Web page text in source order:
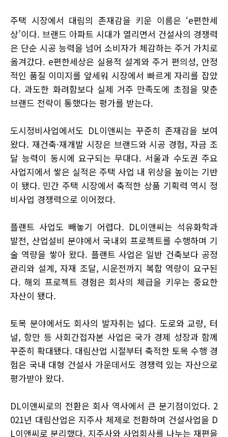
주택 시장에서 대림의 존재감을 키운 이름은 ‘e편한세
상’이다. 브랜드 아파트 시대가 열리면서 건설사의 경쟁력
은 단순 시공 능력을 넘어 소비자가 체감하는 주거 가치로
옮겨갔다. e편한세상은 실용적 설계와 주거 편의성, 안정
적인 품질 이미지를 앞세워 시장에서 빠르게 자리를 잡았
다. 과도한 화려함보다 실제 거주 만족도에 초점을 맞춘
브랜드 전략이 통했다는 평가를 받는다.
도시정비사업에서도 DL이앤씨는 꾸준히 존재감을 보여
왔다. 재건축·재개발 시장은 브랜드와 시공 경험, 자금 조
달 능력이 동시에 요구되는 무대다. 서울과 수도권 주요
사업지에서 쌓은 실적은 주택 사업 내 위상을 높이는 기반
이 됐다. 민간 주택 시장에서 축적한 상품 기획력 역시 정
비사업 경쟁력으로 이어졌다.
플랜트 사업도 빼놓기 어렵다. DL이앤씨는 석유화학과
발전, 산업설비 분야에서 국내외 프로젝트를 수행하며 기
술 역량을 쌓아 왔다. 플랜트 사업은 일반 건축보다 공정
관리와 설계, 자재 조달, 시운전까지 복합 역량이 요구된
다. 해외 프로젝트 경험은 회사의 체급을 키우는 중요한
자산이 됐다.
토목 분야에서도 회사의 발자취는 넓다. 도로와 교량, 터
널, 항만 등 사회간접자본 사업은 국가 경제 성장과 함께
꾸준히 확대됐다. 대림산업 시절부터 축적한 토목 수행 경
험은 국내 대형 건설사 가운데서도 경쟁력 있는 자산으로
평가받아 왔다.
DL이앤씨로의 전환은 회사 역사에서 큰 분기점이었다. 2
021년 대림산업은 지주사 체제로 전환하며 건설사업을 D
L이앤씨로 분리했다. 지주사와 사업회사를 나누는 재편을